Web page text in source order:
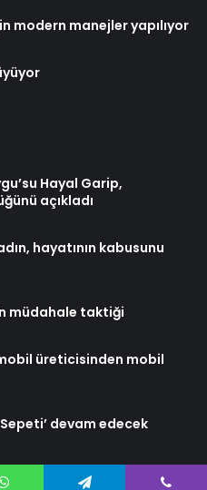
modern manejler yapılıyor
Hayal Garip,
açıkladı
hayatının kabusunu
müdahale taktiği
üreticisinden mobil
Sepeti’ devam edecek